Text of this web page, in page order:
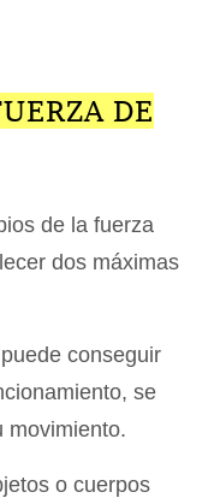
DE
de la fuerza
dos máximas
conseguir
se
movimiento.
o cuerpos